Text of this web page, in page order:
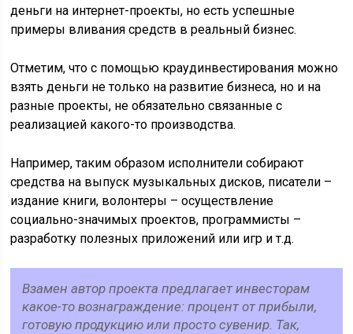
деньги на интернет-проекты, но есть успешные
примеры вливания средств в реальный бизнес.
Отметим, что с помощью краудинвестирования можно
взять деньги не только на развитие бизнеса, но и на
разные проекты, не обязательно связанные с
реализацией какого-то производства.
Например, таким образом исполнители собирают
средства на выпуск музыкальных дисков, писатели –
издание книги, волонтеры – осуществление
социально-значимых проектов, программисты –
разработку полезных приложений или игр и т.д.
Взамен автор проекта предлагает инвесторам
какое-то вознаграждение: процент от прибыли,
готовую продукцию или просто сувенир. Так,